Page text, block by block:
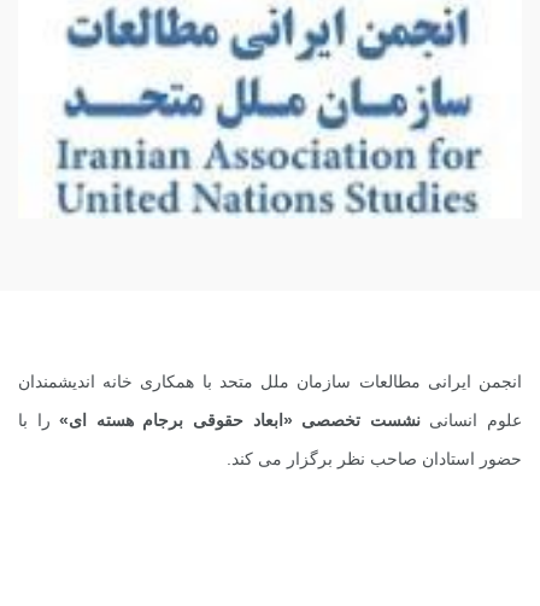
انجمن ایرانی مطالعات سازمان ملل متحد با همکاری خانه اندیشمندان
علوم انسانینشست تخصصی «ابعاد حقوقی برجام هسته ای»را با
حضور استادان صاحب نظر برگزار می کند.